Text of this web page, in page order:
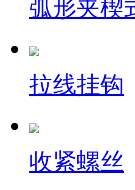
弧形夹楔
拉线挂钩
收紧螺丝